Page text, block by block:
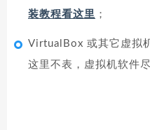
装教程看这里 ；
VirtualBox 或其它虚拟
这里不表，虚拟机软件